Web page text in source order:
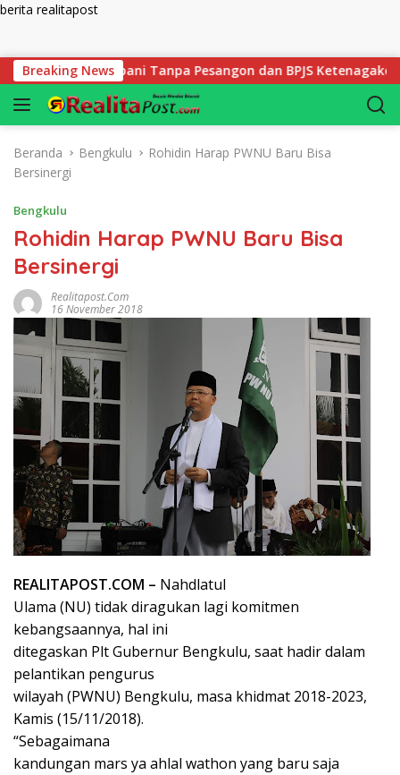
berita realitapost
Breaking News
Rabbani Tanpa Pesangon dan BPJS Ketenagakerjaan
Beranda Bengkulu
Rohidin Harap PWNU Baru Bisa
Bersinergi
Bengkulu
Rohidin Harap PWNU Baru Bisa
Bersinergi
Realitapost.com
16 November 2018
REALITAPOST.COM – Nahdlatul
Ulama (NU) tidak diragukan lagi komitmen
kebangsaannya, hal ini
ditegaskan Plt Gubernur Bengkulu, saat hadir dalam
pelantikan pengurus
wilayah (PWNU) Bengkulu, masa khidmat 2018-2023,
Kamis (15/11/2018).
“Sebagaimana
kandungan mars ya ahlal wathon yang baru saja